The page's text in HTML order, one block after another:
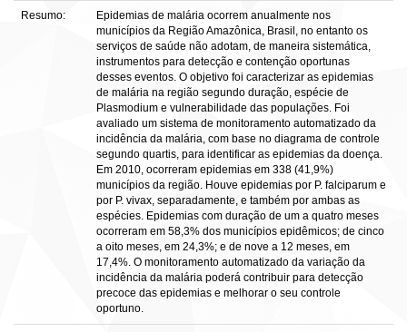
Resumo:
Epidemias de malária ocorrem anualmente nos
municípios da Região Amazônica, Brasil, no entanto os
serviços de saúde não adotam, de maneira sistemática,
instrumentos para detecção e contenção oportunas
desses eventos. O objetivo foi caracterizar as epidemias
de malária na região segundo duração, espécie de
Plasmodium e vulnerabilidade das populações. Foi
avaliado um sistema de monitoramento automatizado da
incidência da malária, com base no diagrama de controle
segundo quartis, para identificar as epidemias da doença.
Em 2010, ocorreram epidemias em 338 (41,9%)
municípios da região. Houve epidemias por P. falciparum e
por P. vivax, separadamente, e também por ambas as
espécies. Epidemias com duração de um a quatro meses
ocorreram em 58,3% dos municípios epidêmicos; de cinco
a oito meses, em 24,3%; e de nove a 12 meses, em
17,4%. O monitoramento automatizado da variação da
incidência da malária poderá contribuir para detecção
precoce das epidemias e melhorar o seu controle
oportuno.